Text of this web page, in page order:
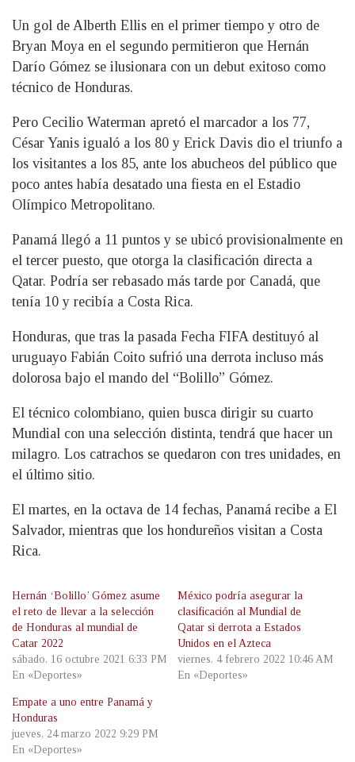
Un gol de Alberth Ellis en el primer tiempo y otro de
Bryan Moya en el segundo permitieron que Hernán
Darío Gómez se ilusionara con un debut exitoso como
técnico de Honduras.
Pero Cecilio Waterman apretó el marcador a los 77,
César Yanis igualó a los 80 y Erick Davis dio el triunfo a
los visitantes a los 85, ante los abucheos del público que
poco antes había desatado una fiesta en el Estadio
Olímpico Metropolitano.
Panamá llegó a 11 puntos y se ubicó provisionalmente en
el tercer puesto, que otorga la clasificación directa a
Qatar. Podría ser rebasado más tarde por Canadá, que
tenía 10 y recibía a Costa Rica.
Honduras, que tras la pasada Fecha FIFA destituyó al
uruguayo Fabián Coito sufrió una derrota incluso más
dolorosa bajo el mando del “Bolillo” Gómez.
El técnico colombiano, quien busca dirigir su cuarto
Mundial con una selección distinta, tendrá que hacer un
milagro. Los catrachos se quedaron con tres unidades, en
el último sitio.
El martes, en la octava de 14 fechas, Panamá recibe a El
Salvador, mientras que los hondureños visitan a Costa
Rica.
Hernán ‘Bolillo’ Gómez asume
el reto de llevar a la selección
de Honduras al mundial de
Catar 2022
sábado, 16 octubre 2021 6:33 PM
En «Deportes»
México podría asegurar la
clasificación al Mundial de
Qatar si derrota a Estados
Unidos en el Azteca
viernes, 4 febrero 2022 10:46 AM
En «Deportes»
Empate a uno entre Panamá y
Honduras
jueves, 24 marzo 2022 9:29 PM
En «Deportes»